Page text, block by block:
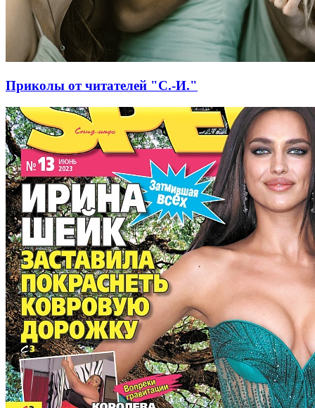
Приколы от читателей "С.-И."